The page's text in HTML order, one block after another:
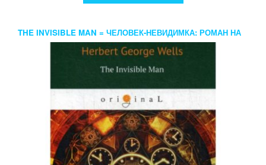
THE INVISIBLE MAN = ЧЕЛОВЕК-НЕВИДИМКА: РОМАН НА
АНГЛ.ЯЗ. WELLS H.G.